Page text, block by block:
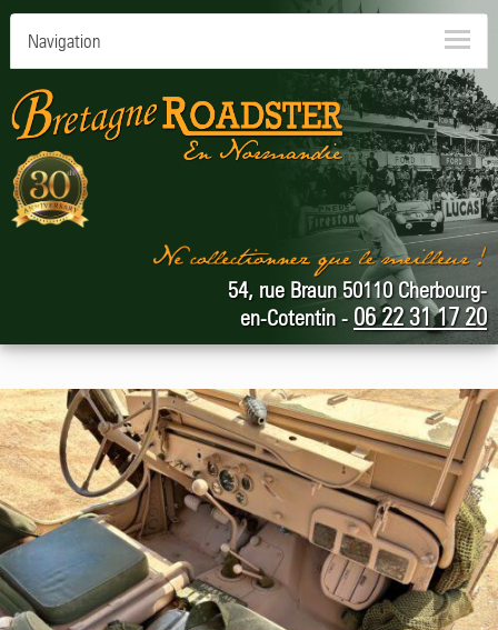
Navigation
54, rue Braun 50110 Cherbourg-
en-Cotentin - 06 22 31 17 20